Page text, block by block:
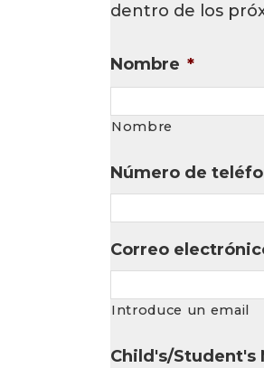
dentro de los
Nombre *
Nombre
Número de
Correo
Introduce un email
Child's/Student's